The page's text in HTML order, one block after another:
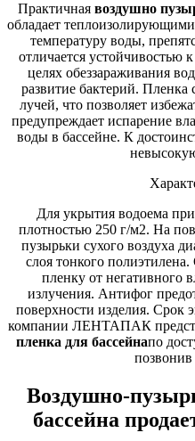
Практичная воздушно
обладает
температуру воды,
отличается устойчивостью
целях обеззараживания
развитие бактерий.
лучей, что позволяет
предупреждает испарение
воды в бассейне. К
Для укрытия водоема
плотностью 250 г/м2. На
пузырьки сухого воздуха
слоя тонкого
пленку от негативного
излучения. Антифог
поверхности изделия. Срок
компании ЛЕНТАПАК
пленка для бассейнапо
Воздушно-
бассейна